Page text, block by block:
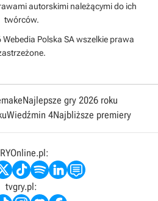
autorskimi należącymi do ich
twórców.
Polska SA wszelkie prawa
Najlepsze gry 2026 roku
Wiedźmin 4Najbliższe premiery
tvgry.pl: